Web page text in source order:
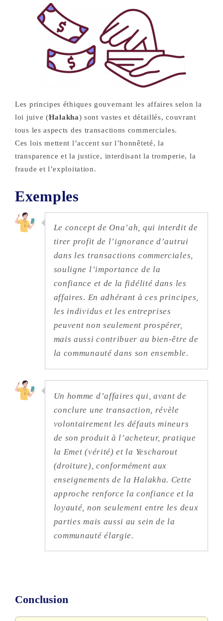
Les principes éthiques gouvernant les affaires selon la
loi juive (Halakha) sont vastes et détaillés, couvrant
tous les aspects des transactions commerciales.
Ces lois mettent l’accent sur l’honnêteté, la
transparence et la justice, interdisant la tromperie, la
fraude et l’exploitation.
Exemples
Le concept de Ona’ah, qui interdit de
tirer profit de l’ignorance d’autrui
dans les transactions commerciales,
souligne l’importance de la
confiance et de la fidélité dans les
affaires. En adhérant à ces principes,
les individus et les entreprises
peuvent non seulement prospérer,
mais aussi contribuer au bien-être de
la communauté dans son ensemble.
Un homme d’affaires qui, avant de
conclure une transaction, révèle
volontairement les défauts mineurs
de son produit à l’acheteur, pratique
la Emet (vérité) et la Yescharout
(droiture), conformément aux
enseignements de la Halakha. Cette
approche renforce la confiance et la
loyauté, non seulement entre les deux
parties mais aussi au sein de la
communauté élargie.
Conclusion